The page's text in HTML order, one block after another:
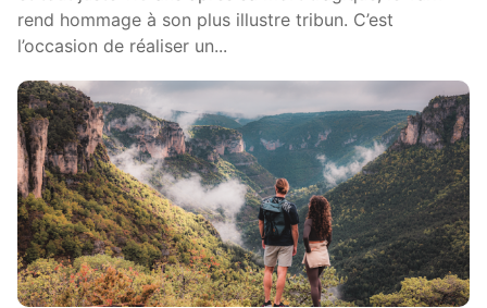
rend hommage à son plus illustre tribun. C’est
l’occasion de réaliser un...